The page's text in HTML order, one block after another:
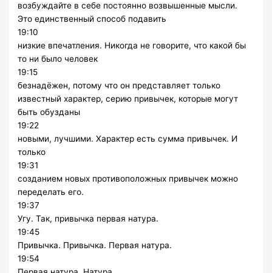
возбуждайте в себе постоянно возвышенные мысли.
Это единственный способ подавить
19:10
низкие впечатления. Никогда не говорите, что какой бы
то ни было человек
19:15
безнадёжен, потому что он представляет только
известный характер, серию привычек, которые могут
быть обузданы
19:22
новыми, лучшими. Характер есть сумма привычек. И
только
19:31
созданием новых противоположных привычек можно
переделать его.
19:37
Угу. Так, привычка первая натура.
19:45
Привычка. Привычка. Первая натура.
19:54